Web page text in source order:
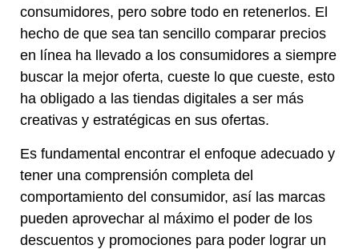
consumidores, pero sobre todo en retenerlos. El
hecho de que sea tan sencillo comparar precios
en línea ha llevado a los consumidores a siempre
buscar la mejor oferta, cueste lo que cueste, esto
ha obligado a las tiendas digitales a ser más
creativas y estratégicas en sus ofertas.
Es fundamental encontrar el enfoque adecuado y
tener una comprensión completa del
comportamiento del consumidor, así las marcas
pueden aprovechar al máximo el poder de los
descuentos y promociones para poder lograr un